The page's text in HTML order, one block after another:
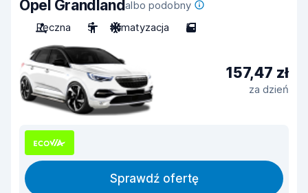
Opel Grandlandalbo podobny
Ręczna
5 Klimatyzacja 5
157,47 zł
za dzień
Sprawdź ofertę